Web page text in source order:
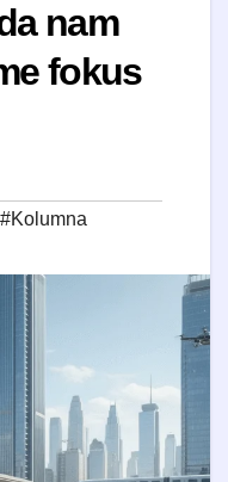
nam
fokus
#Kolumna